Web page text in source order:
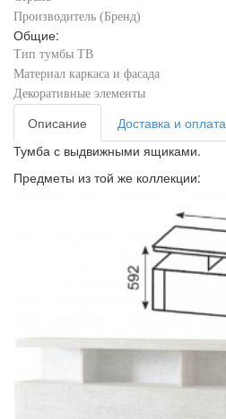
Производитель (Бренд)
Общие:
Тип тумбы ТВ
Материал каркаса и фасада
Декоративные элементы
Описание Доставка и оплата
Тумба с выдвижными ящиками.
Предметы из той же коллекции: